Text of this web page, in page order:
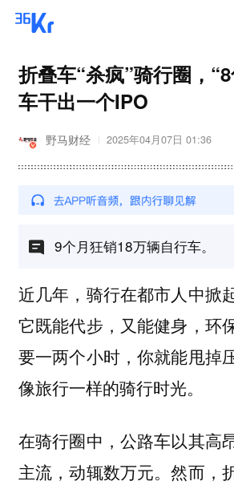
折叠车“杀疯”骑行圈，
车干出一个IPO
野马财经 2025年04月07日 01:36
9个月狂销18万辆自行车。
近几年，骑行在都市人中掀
它既能代步，又能健身，环
要一两个小时，你就能甩掉
像旅行一样的骑行时光。
在骑行圈中，公路车以其高
主流，动辄数万元。然而，